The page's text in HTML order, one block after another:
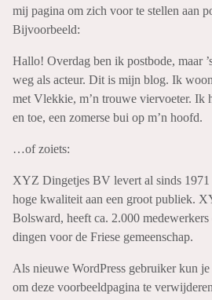
mij pagina om zich voor te stellen aan
Bijvoorbeeld:
Hallo! Overdag ben ik postbode, maar
weg als acteur. Dit is mijn blog. Ik
met Vlekkie, m’n trouwe viervoeter. Ik
en toe, een zomerse bui op m’n hoofd.
…of zoiets:
XYZ Dingetjes BV levert al sinds 1971
hoge kwaliteit aan een groot publiek.
Bolsward, heeft ca. 2.000
dingen voor de Friese gemeenschap.
Als nieuwe WordPress gebruiker kun je
om deze voorbeeldpagina te